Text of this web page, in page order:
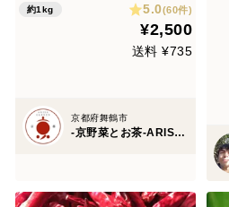
約1kg 5.0(60件)
¥2,500
送料 ¥735
京都府舞鶴市
-京野菜とお茶-ARISA GARDEN 京都